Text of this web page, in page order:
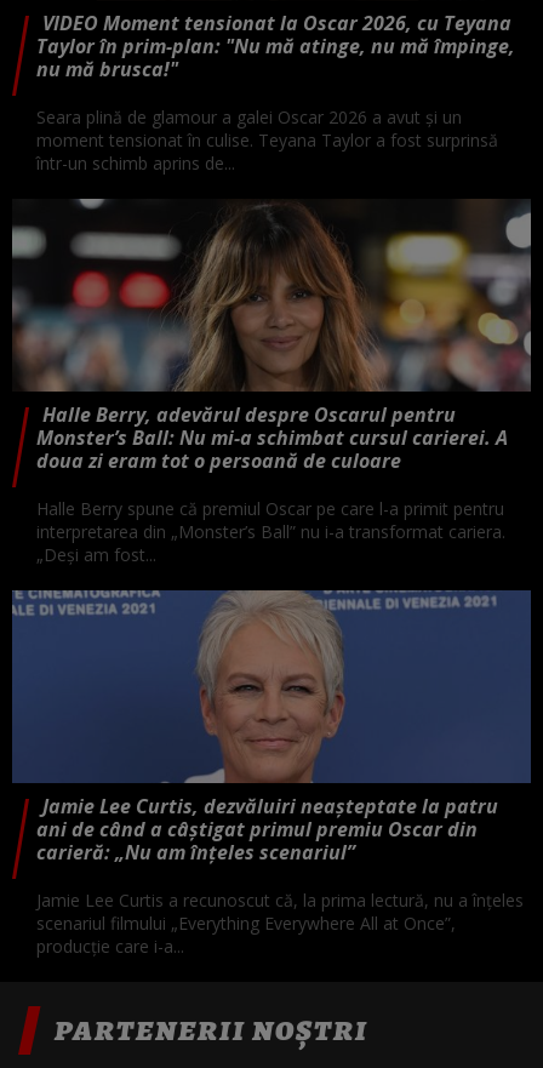
VIDEO Moment tensionat la Oscar 2026, cu Teyana
Taylor în prim-plan: "Nu mă atinge, nu mă împinge,
nu mă brusca!"
Seara plină de glamour a galei Oscar 2026 a avut și un
moment tensionat în culise. Teyana Taylor a fost surprinsă
într-un schimb aprins de...
Halle Berry, adevărul despre Oscarul pentru
Monster’s Ball: Nu mi-a schimbat cursul carierei. A
doua zi eram tot o persoană de culoare
Halle Berry spune că premiul Oscar pe care l-a primit pentru
interpretarea din „Monster’s Ball” nu i-a transformat cariera.
„Deși am fost...
Jamie Lee Curtis, dezvăluiri neașteptate la patru
ani de când a câștigat primul premiu Oscar din
carieră: „Nu am înțeles scenariul”
Jamie Lee Curtis a recunoscut că, la prima lectură, nu a înțeles
scenariul filmului „Everything Everywhere All at Once”,
producție care i-a...
PARTENERII NOȘTRI